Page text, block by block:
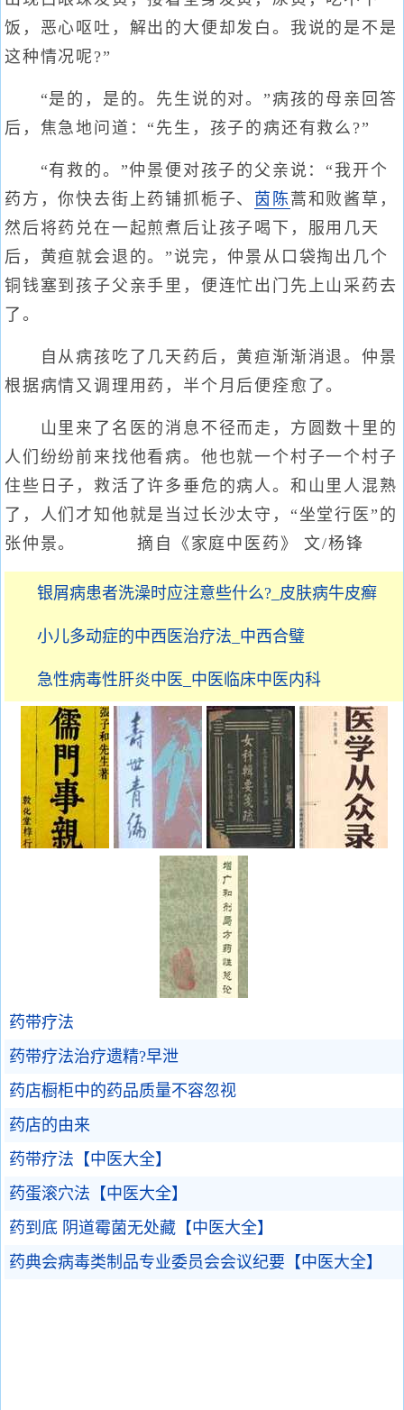
饭，恶心呕吐，解出的大便却发白。我说的是不是
这种情况呢?”
“是的，是的。先生说的对。”病孩的母亲回答
后，焦急地问道：“先生，孩子的病还有救么?”
“有救的。”仲景便对孩子的父亲说：“我开个
药方，你快去街上药铺抓栀子、 茵陈蒿和败酱草，
然后将药兑在一起煎煮后让孩子喝下，服用几天
后，黄疸就会退的。”说完，仲景从口袋掏出几个
铜钱塞到孩子父亲手里，便连忙出门先上山采药去
了。
自从病孩吃了几天药后，黄疸渐渐消退。仲景
根据病情又调理用药，半个月后便痊愈了。
山里来了名医的消息不径而走，方圆数十里的
人们纷纷前来找他看病。他也就一个村子一个村子
住些日子，救活了许多垂危的病人。和山里人混熟
了，人们才知他就是当过长沙太守，“坐堂行医”的
张仲景。 摘自《家庭中医药》 文/杨锋
银屑病患者洗澡时应注意些什么?_皮肤病牛皮癣
小儿多动症的中西医治疗法_中西合璧
急性病毒性肝炎中医_中医临床中医内科
药带疗法
药带疗法治疗遗精?早泄
药店橱柜中的药品质量不容忽视
药店的由来
药带疗法【中医大全】
药蛋滚穴法【中医大全】
药到底 阴道霉菌无处藏【中医大全】
药典会病毒类制品专业委员会会议纪要【中医大全】